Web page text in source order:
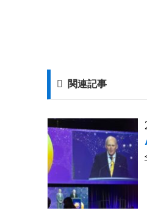
関連記事